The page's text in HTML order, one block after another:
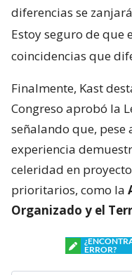
diferencias se
Estoy seguro de que
coincidencias que
Finalmente, Kast
Congreso aprobó la
señalando que, pese
experiencia
celeridad en
prioritarios, como la
Organizado y el
ERROR?